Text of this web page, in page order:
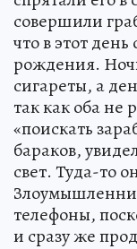
совершили
что в этот
рождения.
сигареты, а
так как оба не
«поискать
бараков,
свет. Туда-то
телефоны,
и сразу же